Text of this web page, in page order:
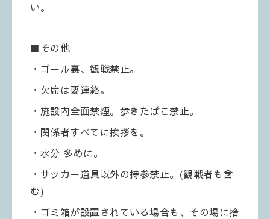
い。
■その他
・ゴール裏、観戦禁止。
・欠席は要連絡。
・施設内全面禁煙。歩きたばこ禁止。
・関係者すべてに挨拶を。
・水分 多めに。
・サッカー道具以外の持参禁止。(観戦者も含
む)
・ゴミ箱が設置されている場合も、その場に捨